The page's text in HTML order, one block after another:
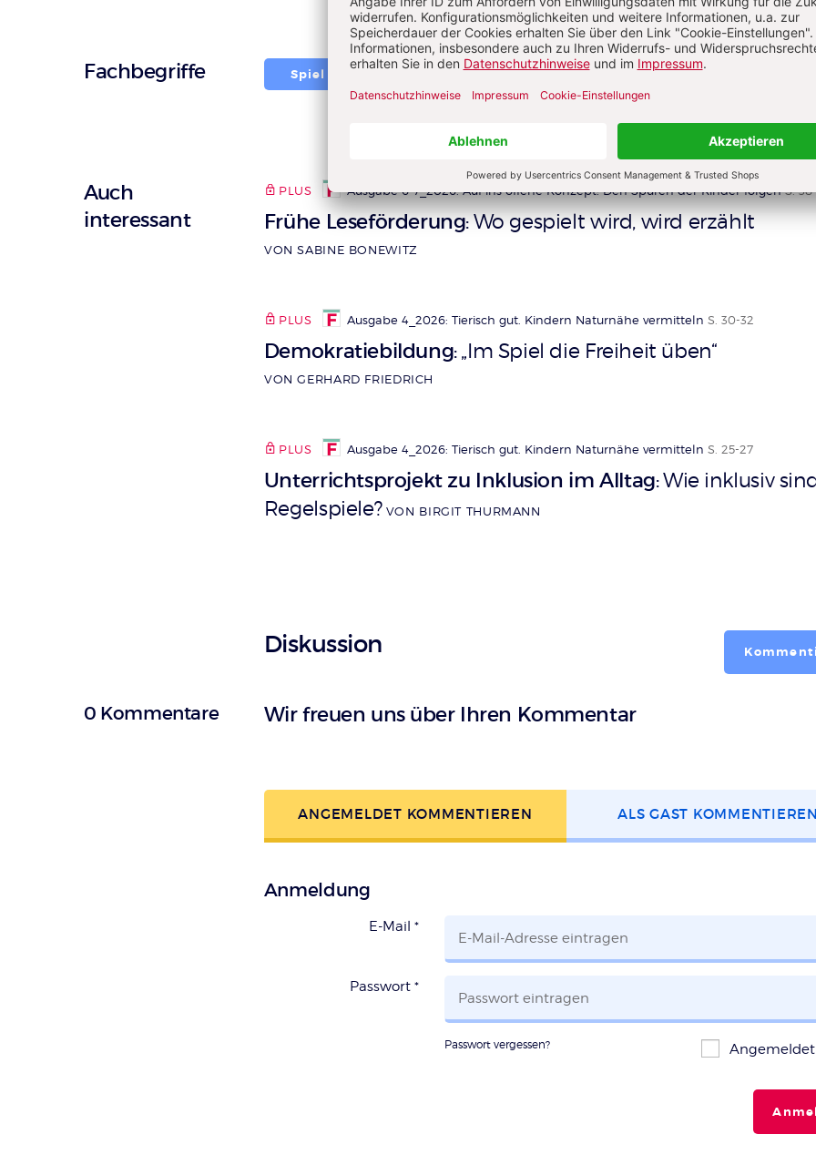
Fachbegriffe Spiel
Auch
interessant
PLUS Ausgabe 6-7_2026: Auf ins offene Konzept! Den Spuren der Kinder folgen S.
Frühe Leseförderung:Wo gespielt wird, wird erzählt
VON SABINE BONEWITZ
PLUS Ausgabe 4_2026: Tierisch gut. Kindern Naturnähe vermitteln S. 30-32
Demokratiebildung: „Im Spiel die Freiheit üben“
VON GERHARD FRIEDRICH
PLUS Ausgabe 4_2026: Tierisch gut. Kindern Naturnähe vermitteln S. 25-27
Unterrichtsprojekt zu Inklusion im Alltag:Wie inklusiv
Regelspiele? VON BIRGIT THURMANN
Diskussion
0 Kommentare Wir freuen uns über Ihren Kommentar
ANGEMELDET KOMMENTIEREN ALS GAST
Anmeldung
E-Mail*
Passwort*
Passwort vergessen?